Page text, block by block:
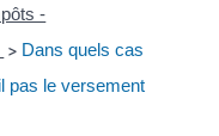
-
> Dans quels cas
pas le versement